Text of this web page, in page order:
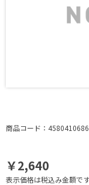
商品コード：
￥2,640
表示価格は税込み金額で